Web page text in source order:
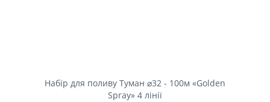
Набір для поливу Туман ⌀32 - 100м «Golden
Spray» 4 лінії